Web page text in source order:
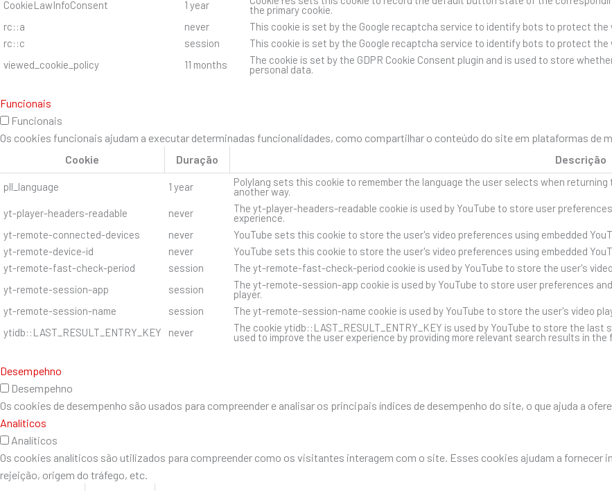
CookieLawInfoConsent
1 year
the primary cookie.
rc::a
never
This cookie is set by the Google recaptcha service to identify bots to protect
rc::c
session
This cookie is set by the Google recaptcha service to identify bots to protect
viewed_cookie_policy
11 months The cookie is set by the GDPR Cookie Consent plugin and is used to store
personal data.
Funcionais
Funcionais
Os cookies funcionais ajudam a executar determinadas funcionalidades, como compartilhar o conteúdo do site em plataformas de
Cookie
Duração Descrição
pll_language 1 year Polylang sets this cookie to remember the language the user selects when
another way.
yt-player-headers-readable
never The yt-player-headers-readable cookie is used by YouTube to store user
experience.
yt-remote-connected-devices
never
YouTube sets this cookie to store the user's video preferences using embedded
yt-remote-device-id
never
YouTube sets this cookie to store the user's video preferences using embedded
yt-remote-fast-check-period
session
The yt-remote-fast-check-period cookie is used by YouTube to store the user's
yt-remote-session-app
session The yt-remote-session-app cookie is used by YouTube to store user preferences
player.
yt-remote-session-name
session
The yt-remote-session-name cookie is used by YouTube to store the user's video
ytidb::LAST_RESULT_ENTRY_KEY
never The cookie ytidb::LAST_RESULT_ENTRY_KEY is used by YouTube to store the
used to improve the user experience by providing more relevant search results in the
Desempehno
Desempehno
Os cookies de desempenho são usados ​​para compreender e analisar os principais índices de desempenho do site, o que ajuda a
Analíticos
Analíticos
Os cookies analíticos são utilizados para compreender como os visitantes interagem com o site. Esses cookies ajudam a
rejeição, origem do tráfego, etc.